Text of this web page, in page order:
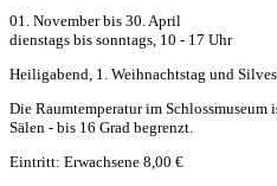
01. November bis 30. April
dienstags bis sonntags, 10 - 17 Uhr
Heiligabend, 1. Weihnachtstag und
Die Raumtemperatur im
Sälen - bis 16 Grad begrenzt.
Eintritt: Erwachsene 8,00 €